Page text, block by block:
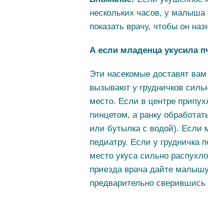
нескольких часов, у малыша
показать врачу, чтобы он
А если младенца укусила
Эти насекомые доставят
вызывают у грудничков
место. Если в центре
пинцетом, а ранку
или бутылка с водой). Если
педиатру. Если у грудничка
место укуса сильно
приезда врача дайте
предварительно сверившись